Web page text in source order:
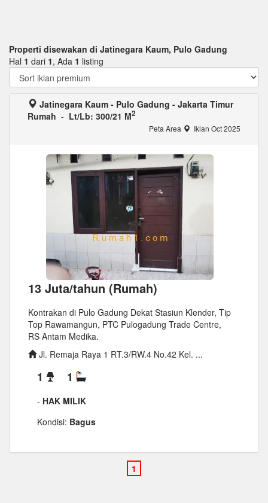
Properti disewakan di Jatinegara Kaum, Pulo Gadung
Hal 1 dari 1, Ada 1 listing
Jatinegara Kaum - Pulo Gadung - Jakarta Timur
Rumah - Lt/Lb: 300/21 M2
Peta Area Iklan Oct 2025
13 Juta/tahun (Rumah)
Kontrakan di Pulo Gadung Dekat Stasiun Klender, Tip
Top Rawamangun, PTC Pulogadung Trade Centre,
RS Antam Medika.
Jl. Remaja Raya 1 RT.3/RW.4 No.42 Kel. ...
1 1
- HAK MILIK
Kondisi: Bagus